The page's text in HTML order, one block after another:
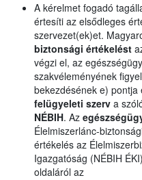
A kérelmet fogadó
értesíti az elsődleges
szervezet(ek)et.
biztonsági értékelést
végzi el, az
szakvéleményének
bekezdésének e) pontja
felügyeleti szerv a
NÉBIH. Az
Élelmiszerlánc-
értékelés az
Igazgatóság (NÉBIH
oldaláról az